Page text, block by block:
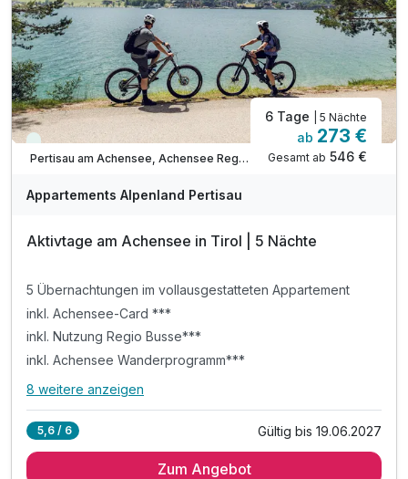
Tipp: Direkt am Karwendel-Naturschutzgebiet
ACHTUNG: Endreinigung & OT nicht inkludiert**
ACHTUNG: Aufpreis 3te & 4te Person*
Viele Termine frei
Pertisau am Achensee, Achensee Region
6 Tage | 5 Nächte
ab 273 €
Gesamt ab 546 €
Appartements Alpenland Pertisau
Aktivtage am Achensee in Tirol | 5 Nächte
5 Übernachtungen im vollausgestatteten Appartement
inkl. Achensee-Card ***
inkl. Nutzung Regio Busse***
inkl. Achensee Wanderprogramm***
Alle Inklusivleistungen
inkl. Achensee-Card ***
8 weitere anzeigen
5,6 / 6 Gültig bis 19.06.2027
Zum Angebot